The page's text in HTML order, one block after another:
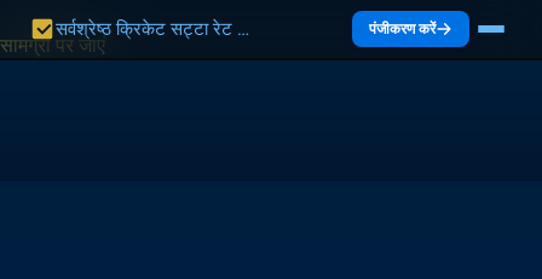
सामग्री पर जाएं
सर्वश्रेष्ठ क्रिकेट सट्टा रेट भारत 2027 | भारत गाइड पंजीकरण करें